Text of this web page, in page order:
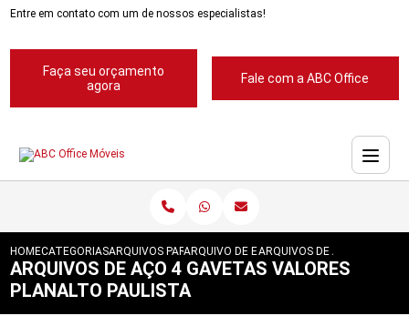
Entre em contato com um de nossos especialistas!
Faça seu orçamento
agora
Fale com a ABC Office
HOMECATEGORIASARQUIVOS PARA ESCRITORIOS
ARQUIVO DE ESCRITORIOS
ARQUIVOS DE ACO 4
ARQUIVOS DE AÇO 4 GAVETAS VALORES
PLANALTO PAULISTA